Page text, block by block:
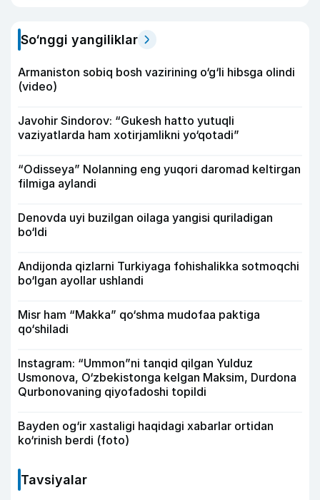
So‘nggi yangiliklar
Armaniston sobiq bosh vazirining o‘g‘li hibsga olindi
(video)
Javohir Sindorov: “Gukesh hatto yutuqli
vaziyatlarda ham xotirjamlikni yo‘qotadi”
“Odisseya” Nolanning eng yuqori daromad keltirgan
filmiga aylandi
Denovda uyi buzilgan oilaga yangisi quriladigan
bo‘ldi
Andijonda qizlarni Turkiyaga fohishalikka sotmoqchi
bo‘lgan ayollar ushlandi
Misr ham “Makka” qo‘shma mudofaa paktiga
qo‘shiladi
Instagram: “Ummon”ni tanqid qilgan Yulduz
Usmonova, O‘zbekistonga kelgan Maksim, Durdona
Qurbonovaning qiyofadoshi topildi
Bayden og‘ir xastaligi haqidagi xabarlar ortidan
ko‘rinish berdi (foto)
Tavsiyalar